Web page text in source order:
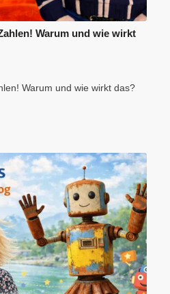
Warum und wie wirkt
Warum und wie wirkt das?